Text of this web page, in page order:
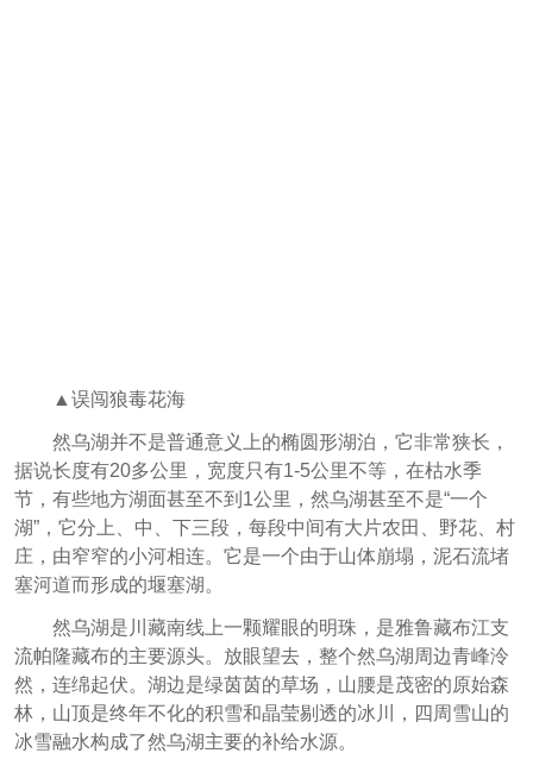
▲误闯狼毒花海
然乌湖并不是普通意义上的椭圆形湖泊，它非常狭长，
据说长度有20多公里，宽度只有1-5公里不等，在枯水季
节，有些地方湖面甚至不到1公里，然乌湖甚至不是“一个
湖”，它分上、中、下三段，每段中间有大片农田、野花、村
庄，由窄窄的小河相连。它是一个由于山体崩塌，泥石流堵
塞河道而形成的堰塞湖。
然乌湖是川藏南线上一颗耀眼的明珠，是雅鲁藏布江支
流帕隆藏布的主要源头。放眼望去，整个然乌湖周边青峰泠
然，连绵起伏。湖边是绿茵茵的草场，山腰是茂密的原始森
林，山顶是终年不化的积雪和晶莹剔透的冰川，四周雪山的
冰雪融水构成了然乌湖主要的补给水源。